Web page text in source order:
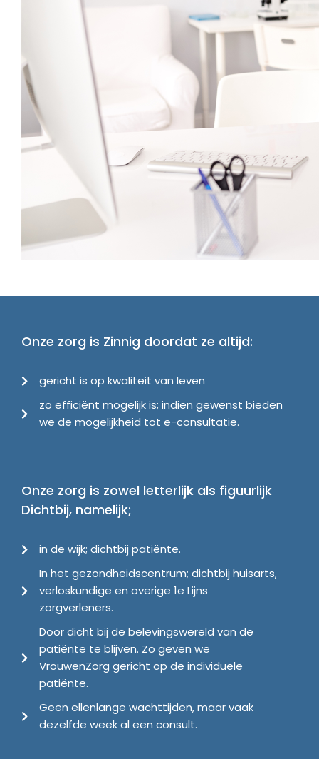
Onze zorg is Zinnig doordat ze altijd:
gericht is op kwaliteit van leven
zo efficiënt mogelijk is; indien gewenst bieden
we de mogelijkheid tot e-consultatie.
Onze zorg is zowel letterlijk als figuurlijk
Dichtbij, namelijk;
in de wijk; dichtbij patiënte.
In het gezondheidscentrum; dichtbij huisarts,
verloskundige en overige 1e Lijns
zorgverleners.
Door dicht bij de belevingswereld van de
patiënte te blijven. Zo geven we
VrouwenZorg gericht op de individuele
patiënte.
Geen ellenlange wachttijden, maar vaak
dezelfde week al een consult.